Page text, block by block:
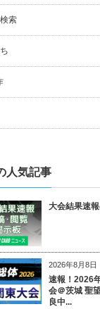
索
人気記事
大会結果速
2026年8月8日
速報！2026
会＠茨城 聖
良中...